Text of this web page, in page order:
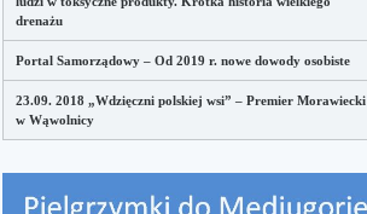
drenażu
Portal Samorządowy – Od 2019 r. nowe dowody osobiste
23.09. 2018 „Wdzięczni polskiej wsi” – Premier Morawiecki
w Wąwolnicy